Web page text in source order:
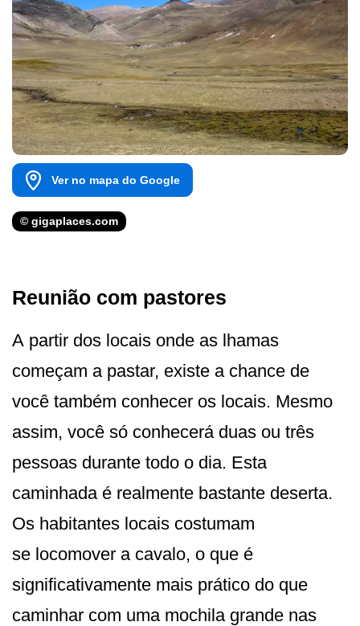
Ver no mapa do Google
© gigaplaces.com
Reunião com pastores
A partir dos locais onde as lhamas
começam a pastar, existe a chance de
você também conhecer os locais. Mesmo
assim, você só conhecerá duas ou três
pessoas durante todo o dia. Esta
caminhada é realmente bastante deserta.
Os habitantes locais costumam
se locomover a cavalo, o que é
significativamente mais prático do que
caminhar com uma mochila grande nas